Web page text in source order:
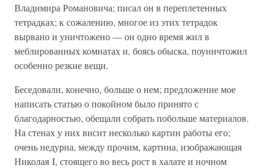
Владимира Романовича; писал он в переплетенных
тетрадках; к сожалению, многое из этих тетрадок
вырвано и уничтожено — он одно время жил в
меблированных комнатах и, боясь обыска, поуничтожил
особенно резкие вещи.
Беседовали, конечно, больше о нем; предложение мое
написать статью о покойном было принято с
благодарностью, обещали собрать побольше материалов.
На стенах у них висит несколько картин работы его;
очень недурна, между прочим, картина, изображающая
Николая I, стоящего во весь рост в халате и ночном